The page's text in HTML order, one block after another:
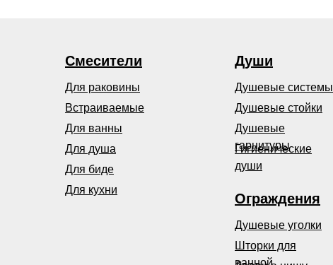
Смесители Души
Душевые
гарнитуры
Душевые системы
Гигиенические
души
Встраиваемые
Для биде
Для ванны
Для душа
Для раковины
Для кухни
Ограждения
Душевые уголки
Шторки для
Душевые стойки